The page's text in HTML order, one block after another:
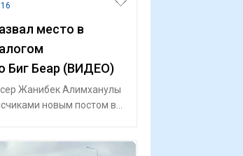
место в
Биг Беар (ВИДЕО)
Жанибек Алимханулы
новым постом в